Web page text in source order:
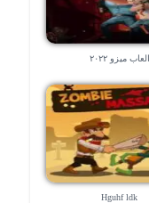
العاب ميزو ٢٠٢٢
Hguhf ldk